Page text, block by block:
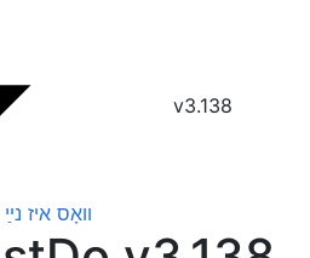
v3.138
וואָס איז נײַ